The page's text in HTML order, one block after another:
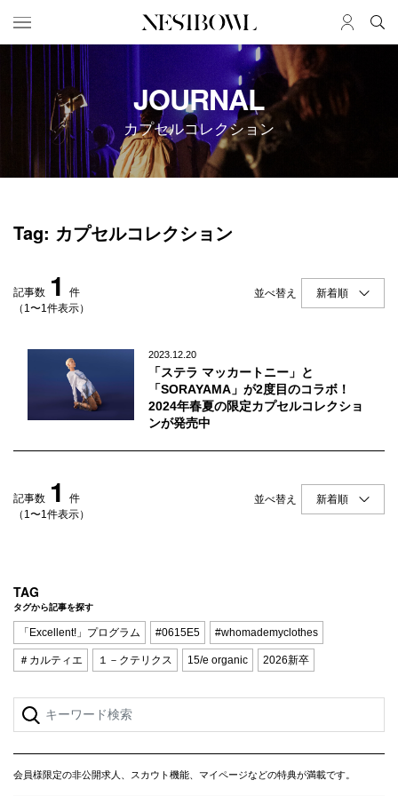
HOME
求人検索
新着求人
ブランド一覧
インタビュー
ニュース＆イベント
データ
コラボ募集一覧
SERVICE
初めての方へ
企業担当の方へ
ログイン
会員登録
JOURNAL
カプセルコレクション
Tag: カプセルコレクション
記事数 1
件
（1〜1件表示）
並べ替え
2023.12.20
「ステラ マッカートニー」と
「SORAYAMA」が2度目のコラボ！
2024年春夏の限定カプセルコレクショ
ンが発売中
記事数 1
件
（1〜1件表示）
並べ替え
TAG
タグから記事を探す
「Excellent!」プログラム #0615E5 #whomademyclothes
＃カルティエ １－クテリクス 15/e organic 2026新卒
会員様限定の非公開求人、スカウト機能、マイページなどの特典が満載です。